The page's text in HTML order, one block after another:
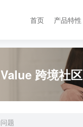
首页 产品特性
跨境社区